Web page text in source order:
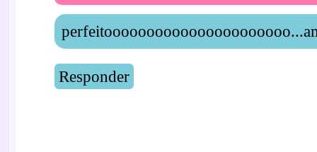
Responder